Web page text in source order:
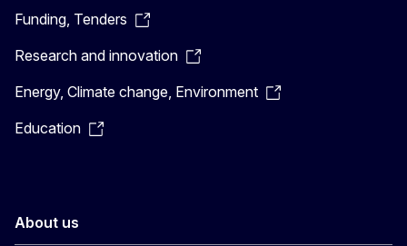
Funding, Tenders
Research and innovation
Energy, Climate change, Environment
Education
About us